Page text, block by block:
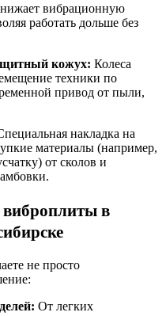
вибрационную
работать дольше без
кожух: Колеса
техники по
привод от пыли,
накладка на
материалы (например,
от сколов и
.
в
не просто
От легких